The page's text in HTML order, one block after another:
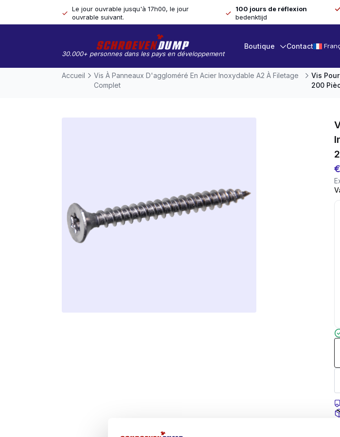
Le jour ouvrable jusqu'à 17h00, le jour
ouvrable suivant.
100 jours de réflexion
bedenktijd
30.000+ personnes dans les pays en développement
Boutique Contact
Accueil
Vis À Panneaux D'aggloméré En Acier Inoxydable A2 À Filetage
Complet
Vis
200
€